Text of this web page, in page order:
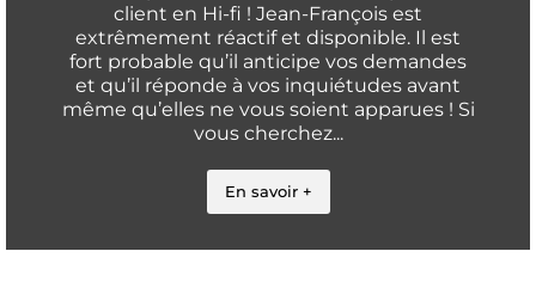
client en Hi-fi ! Jean-François est
extrêmement réactif et disponible. Il est
fort probable qu’il anticipe vos demandes
et qu’il réponde à vos inquiétudes avant
même qu’elles ne vous soient apparues ! Si
vous cherchez...
En savoir +